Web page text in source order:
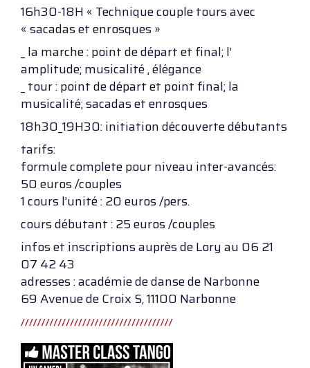
16h30-18H « Technique couple tours avec
« sacadas et enrosques »
_ la marche : point de départ et final; l’
amplitude; musicalité , élégance
_ tour : point de départ et point final; la
musicalité; sacadas et enrosques
18h30_19H30: initiation découverte débutants
tarifs:
formule complete pour niveau inter-avancés:
50 euros /couples
1 cours l’unité : 20 euros /pers.
cours débutant : 25 euros /couples
infos et inscriptions auprès de Lory au 06 21
07 42 43
adresses : académie de danse de Narbonne
69 Avenue de Croix S, 11100 Narbonne